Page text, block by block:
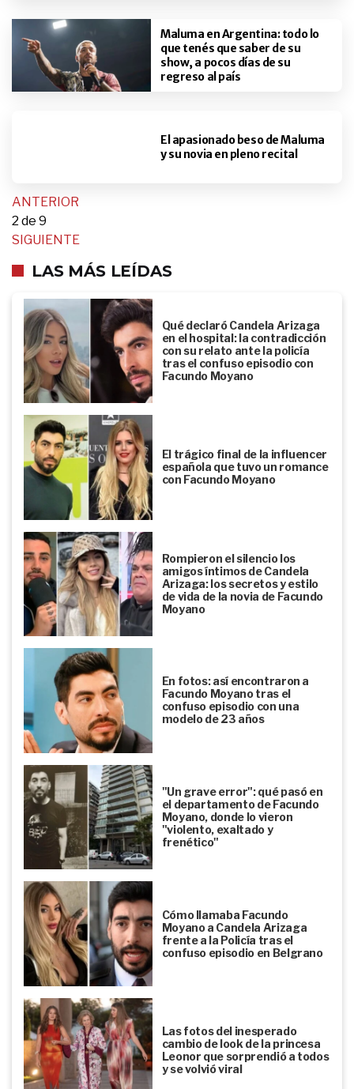
Maluma en Argentina: todo lo
que tenés que saber de su
show, a pocos días de su
regreso al país
El apasionado beso de Maluma
y su novia en pleno recital
ANTERIOR
2 de 9
SIGUIENTE
LAS MÁS LEÍDAS
Qué declaró Candela Arizaga
en el hospital: la contradicción
con su relato ante la policía
tras el confuso episodio con
Facundo Moyano
El trágico final de la influencer
española que tuvo un romance
con Facundo Moyano
Rompieron el silencio los
amigos íntimos de Candela
Arizaga: los secretos y estilo
de vida de la novia de Facundo
Moyano
En fotos: así encontraron a
Facundo Moyano tras el
confuso episodio con una
modelo de 23 años
"Un grave error": qué pasó en
el departamento de Facundo
Moyano, donde lo vieron
"violento, exaltado y
frenético"
Cómo llamaba Facundo
Moyano a Candela Arizaga
frente a la Policía tras el
confuso episodio en Belgrano
Las fotos del inesperado
cambio de look de la princesa
Leonor que sorprendió a todos
y se volvió viral